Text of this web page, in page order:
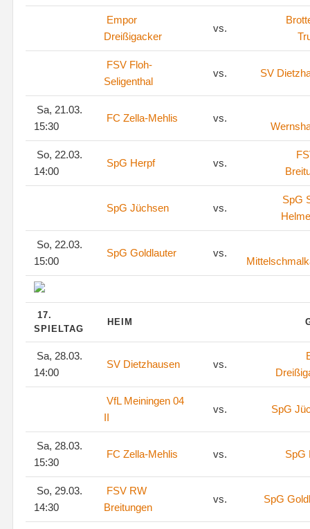
Empor
Dreißigacker
vs.
FSV Floh-
Seligenthal
vs. SV
Sa, 21.03.
15:30
FC Zella-Mehlis vs.
So, 22.03.
14:00
SpG Herpf vs.
SpG Jüchsen vs.
SpG
So, 22.03.
15:00
SpG Goldlauter vs.
17.
SPIELTAG
HEIM
Sa, 28.03.
14:00
SV Dietzhausen vs.
VfL Meiningen 04
II
vs. SpG
Sa, 28.03.
15:30
FC Zella-Mehlis vs. SpG
So, 29.03.
14:30
FSV RW
Breitungen
vs. SpG